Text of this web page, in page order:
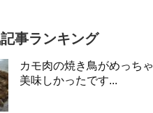
事ランキング
カモ肉の焼き鳥がめっちゃ
美味しかったです...